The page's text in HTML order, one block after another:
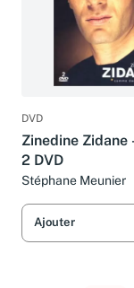
DVD
Zinedine Zidane
2 DVD
Stéphane Meunier
Ajouter